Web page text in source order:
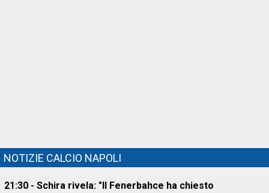
NOTIZIE CALCIO NAPOLI
21:30 - Schira rivela: "Il Fenerbahce ha chiesto